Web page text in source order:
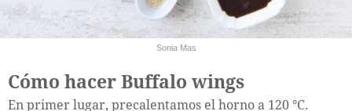
Sonia Mas
Cómo hacer Buffalo wings
En primer lugar, precalentamos el horno a 120 °C.